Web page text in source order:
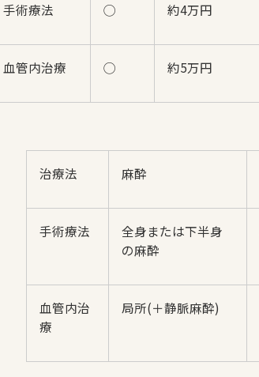
手術療法 ◯ 約4万円
血管内治療 ◯ 約5万円
治療法 麻酔
手術療法
全身または下半身
の麻酔
血管内治
療
局所(＋静脈麻酔)